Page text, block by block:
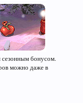
сезонным бонусом.
можно даже в